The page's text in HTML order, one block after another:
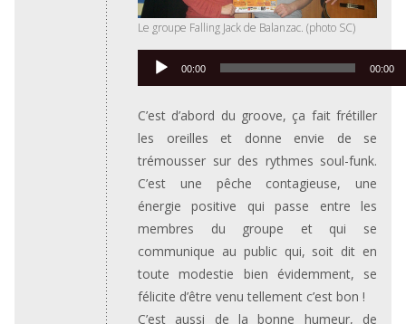
Le groupe Falling Jack de Balanzac. (photo SC)
Lecteur
00:00 00:00
C’est d’abord du groove, ça fait frétiller
les oreilles et donne envie de se
trémousser sur des rythmes soul-funk.
C’est une pêche contagieuse, une
énergie positive qui passe entre les
membres du groupe et qui se
communique au public qui, soit dit en
toute modestie bien évidemment, se
félicite d’être venu tellement c’est bon !
C’est aussi de la bonne humeur, de